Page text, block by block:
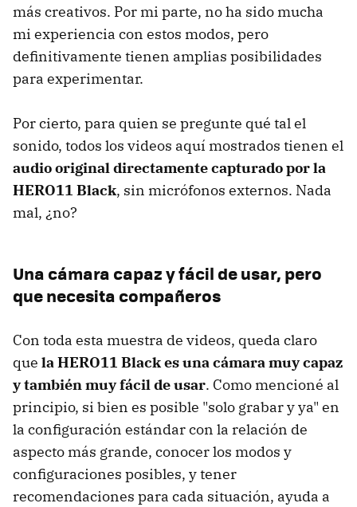
más creativos. Por mi parte, no ha sido mucha
mi experiencia con estos modos, pero
definitivamente tienen amplias posibilidades
para experimentar.
Por cierto, para quien se pregunte qué tal el
sonido, todos los videos aquí mostrados tienen el
audio original directamente capturado por la
HERO11 Black, sin micrófonos externos. Nada
mal, ¿no?
Una cámara capaz y fácil de usar, pero
que necesita compañeros
Con toda esta muestra de videos, queda claro
que la HERO11 Black es una cámara muy capaz
ytambién muy fácil de usar. Como mencioné al
principio, si bien es posible "solo grabar y ya" en
la configuración estándar con la relación de
aspecto más grande, conocer los modos y
configuraciones posibles, y tener
recomendaciones para cada situación, ayuda a